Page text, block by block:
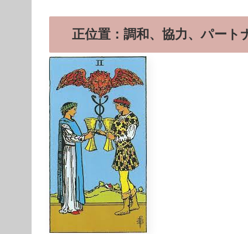
正位置：調和、協力、パート